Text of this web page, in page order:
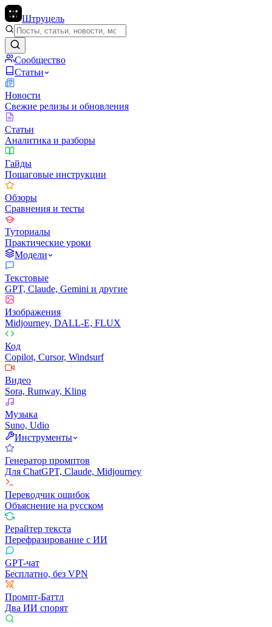
Штруцель
Сообщество
Статьи
Новости
Свежие релизы и обновления
Статьи
Аналитика и разборы
Гайды
Пошаговые инструкции
Обзоры
Сравнения и тесты
Туториалы
Практические уроки
Модели
Текстовые
GPT, Claude, Gemini и другие
Изображения
Midjourney, DALL-E, FLUX
Код
Copilot, Cursor, Windsurf
Видео
Sora, Runway, Kling
Музыка
Suno, Udio
Инструменты
Генератор промптов
Для ChatGPT, Claude, Midjourney
Переводчик ошибок
Объяснение на русском
Рерайтер текста
Перефразирование с ИИ
GPT-чат
Бесплатно, без VPN
Промпт-Баттл
Два ИИ спорят